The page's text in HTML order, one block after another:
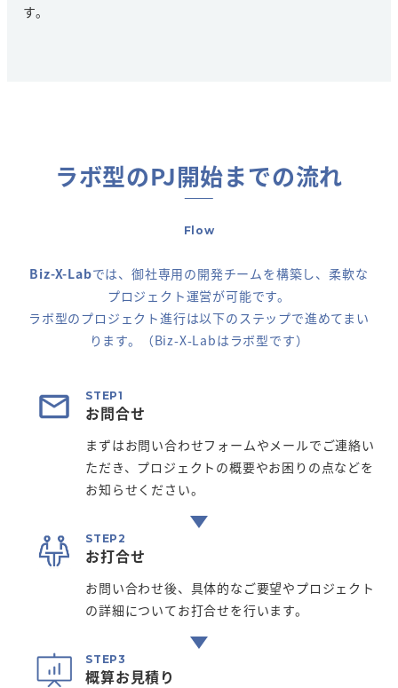
す。
ラボ型のPJ開始までの流れ
Flow
Biz-X-Labでは、御社専用の開発チームを構築し、柔軟な
プロジェクト運営が可能です。
ラボ型のプロジェクト進行は以下のステップで進めてまい
ります。（Biz-X-Labはラボ型です）
お問合せ
まずはお問い合わせフォームやメールでご連絡い
ただき、プロジェクトの概要やお困りの点などを
お知らせください。
お打合せ
お問い合わせ後、具体的なご要望やプロジェクト
の詳細についてお打合せを行います。
概算お見積り